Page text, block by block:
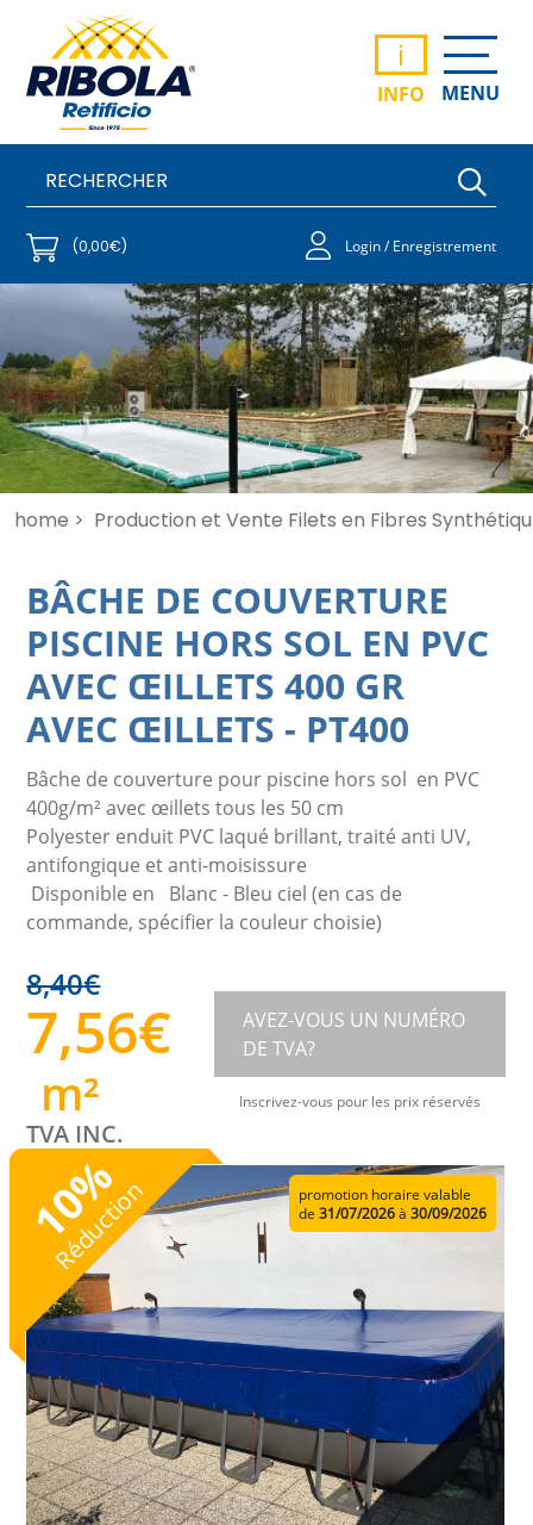
i
INFO MENU
(0,00€) Login / Enregistrement
home > Production et Vente Filets en Fibres
BÂCHE DE COUVERTURE
PISCINE HORS SOL EN PVC
AVEC ŒILLETS 400 GR
AVEC ŒILLETS - PT400
Bâche de couverture pour piscine hors sol en PVC
400g/m² avec œillets tous les 50 cm
Polyester enduit PVC laqué brillant, traité anti UV,
antifongique et anti-moisissure
Disponible en Blanc - Bleu ciel (en cas de
commande, spécifier la couleur choisie)
8,40€
7,56€
m²
TVA INC.
AVEZ-VOUS UN NUMÉRO
DE TVA?
Inscrivez-vous pour les prix réservés
10
%
Réduction
promotion horaire valable
de 31/07/2026à 30/09/2026